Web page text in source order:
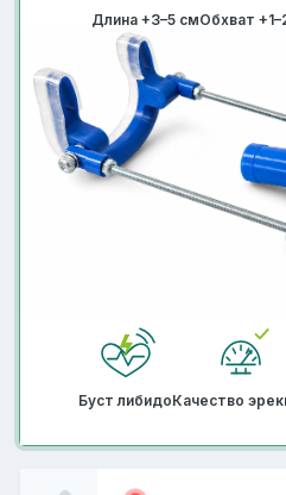
Длина +3–5 смОбхват
Буст либидоКачество